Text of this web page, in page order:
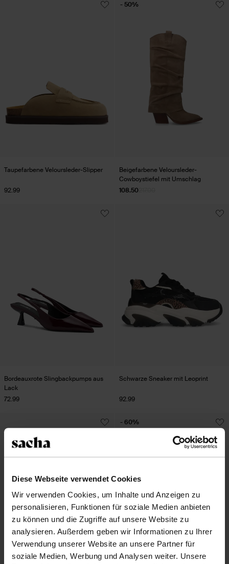
Diese Webseite verwendet Cookies
Wir verwenden Cookies, um Inhalte und Anzeigen zu
personalisieren, Funktionen für soziale Medien anbieten
zu können und die Zugriffe auf unsere Website zu
analysieren. Außerdem geben wir Informationen zu Ihrer
Verwendung unserer Website an unsere Partner für
soziale Medien, Werbung und Analysen weiter. Unsere
Taupefarbene Veloursleder-Slipper
92.99
Beigefarbene Veloursleder-
Cowboystiefel mit Umschlag
108.50
- 50%
Bordeauxrote Slingbackpumps aus
Lack
72.99
Schwarze Sneaker mit Leoprint
92.99
- 60%